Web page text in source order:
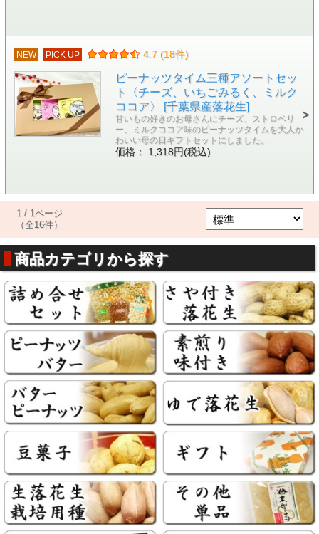
NEW PICK UP 4.7 (18件)
ピーナッツタイム三種アソートセッ
ト〈チーズ、いちごみるく、ミルク
ココア〉 [千葉県産落花生]
甘いもの好きのお母さんにチーズ、ストロベリ
ー、ミルクココア味のピーナッツタイムを大人か
わいい母の日ギフトセットにしました。
価格： 1,318円(税込)
1 / 1ページ
（全16件）
商品カテゴリから探す